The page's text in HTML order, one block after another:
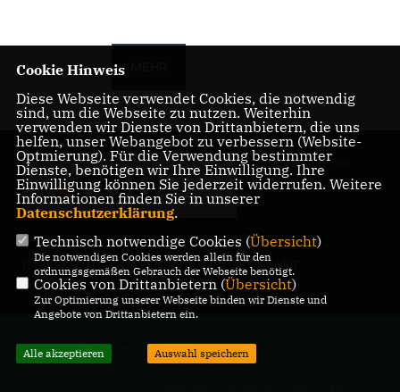
Internetseite der
CDU Friedenau
IMPRESSUM DATENSCHUTZ KONTAKT
Alle Rechte vorbehalten.
Cookie Hinweis
Diese Webseite verwendet Cookies, die notwendig
sind, um die Webseite zu nutzen. Weiterhin
verwenden wir Dienste von Drittanbietern, die uns
helfen, unser Webangebot zu verbessern (Website-
Optmierung). Für die Verwendung bestimmter
Dienste, benötigen wir Ihre Einwilligung. Ihre
Einwilligung können Sie jederzeit widerrufen. Weitere
Informationen finden Sie in unserer
Datenschutzerklärung.
Technisch notwendige Cookies (Übersicht)
Die notwendigen Cookies werden allein für den
ordnungsgemäßen Gebrauch der Webseite benötigt.
Cookies von Drittanbietern (Übersicht)
Zur Optimierung unserer Webseite binden wir Dienste und
Angebote von Drittanbietern ein.
Alle akzeptieren Auswahl speichern